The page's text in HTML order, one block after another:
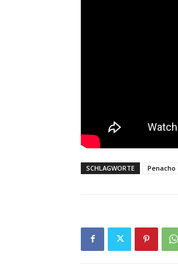
SCHLAGWORTE Penacho